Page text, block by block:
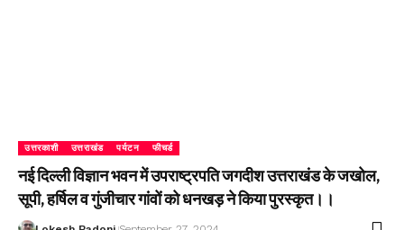
उत्तरकाशी उत्तराखंड पर्यटन फीचर्ड
नई दिल्ली विज्ञान भवन में उपराष्ट्रपति जगदीश उत्तराखंड के जखोल,
सूपी, हर्षिल व गुंजीचार गांवों को धनखड़ ने किया पुरस्कृत।।